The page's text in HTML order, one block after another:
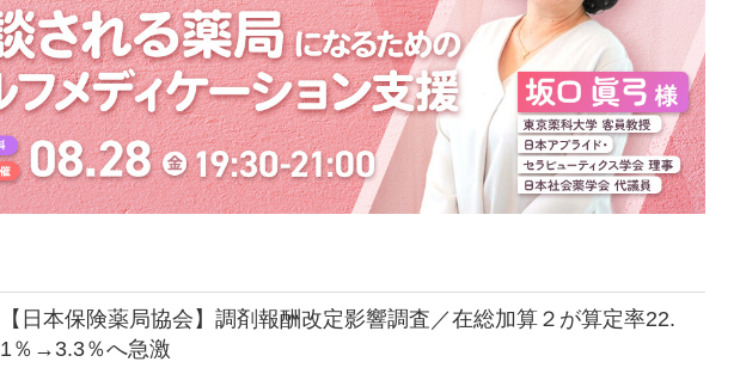
【日本保険薬局協会】調剤報酬改定影響調査／在総加算２が算定率22.
1％→3.3％へ急激